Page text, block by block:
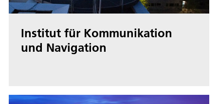
Institut für Kommunikation
und Navigation